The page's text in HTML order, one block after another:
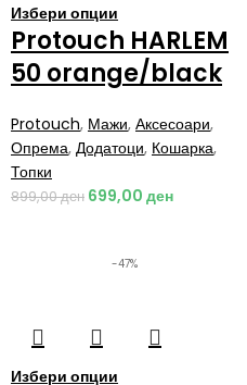
Избери опции
Protouch HARLEM
50 orange/black
Protouch, Мажи, Аксесоари,
Опрема, Додатоци, Кошарка,
Топки
899,00ден 699,00 ден
-47%
Избери опции